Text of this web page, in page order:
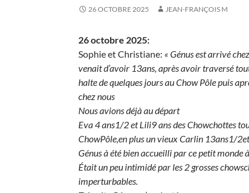
26 OCTOBRE 2025 JEAN-FRANÇOIS M
26 octobre 2025:
Sophie et Christiane: « Génus est arrivé
venait d’avoir 13ans, après avoir traversé
halte de quelques jours au Chow Pôle puis
chez nous
Nous avions déjà au départ
Eva 4 ans1/2 et Lili9 ans des Chowchottes
ChowPôle,en plus un vieux Carlin 13ans1/
Génus à été bien accueilli par ce petit monde
Était un peu intimidé par les 2 grosses
imperturbables.